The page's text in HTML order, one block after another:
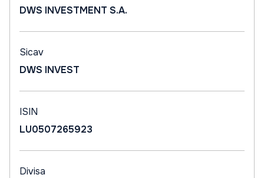
DWS INVESTMENT S.A.
Sicav
DWS INVEST
ISIN
LU0507265923
Divisa